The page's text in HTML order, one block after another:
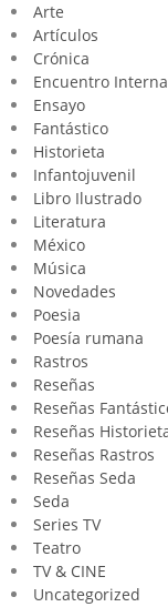
Arte
Artículos
Crónica
Encuentro
Ensayo
Fantástico
Historieta
Infantojuvenil
Libro Ilustrado
Literatura
México
Música
Novedades
Poesia
Poesía rumana
Rastros
Reseñas
Reseñas
Reseñas
Reseñas Rastros
Reseñas Seda
Seda
Series TV
Teatro
TV & CINE
Uncategorized